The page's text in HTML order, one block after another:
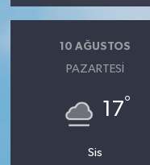
10 AĞUSTOS
PAZARTESI
17°
Sis